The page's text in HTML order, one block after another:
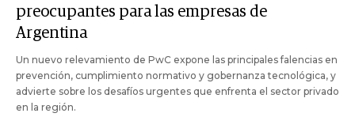
preocupantes para las empresas de
Argentina
Un nuevo relevamiento de PwC expone las principales falencias en
prevención, cumplimiento normativo y gobernanza tecnológica, y
advierte sobre los desafíos urgentes que enfrenta el sector privado
en la región.